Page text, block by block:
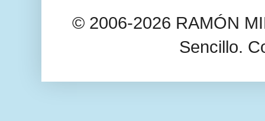
© 2006-2026 RAMÓN
Sencillo.